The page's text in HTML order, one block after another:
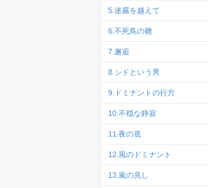
5.迷霧を越えて
6.不死鳥の雛
7.邂逅
8.シドという男
9.ドミナントの行方
10.不穏な静寂
11.夜の底
12.風のドミナント
13.嵐の兆し